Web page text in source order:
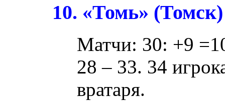
10. «Томь» (Томск)
Матчи: 30: +9
28 – 33. 34
вратаря.